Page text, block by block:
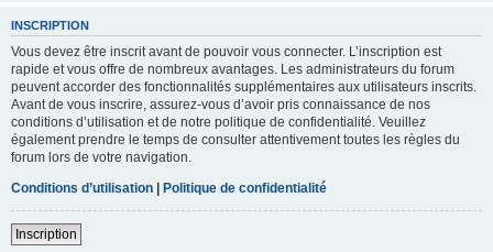
INSCRIPTION
Vous devez être inscrit avant de pouvoir vous connecter. L’inscription est
rapide et vous offre de nombreux avantages. Les administrateurs du forum
peuvent accorder des fonctionnalités supplémentaires aux utilisateurs inscrits.
Avant de vous inscrire, assurez-vous d’avoir pris connaissance de nos
conditions d’utilisation et de notre politique de confidentialité. Veuillez
également prendre le temps de consulter attentivement toutes les règles du
forum lors de votre navigation.
Conditions d’utilisation | Politique de confidentialité
Inscription